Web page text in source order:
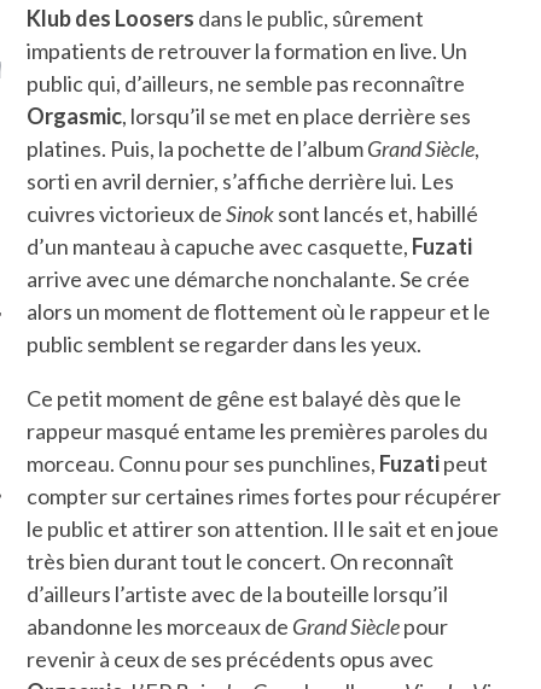
KARMA –
ANNIVERSAIRE
SOCIAUX
Klub des Loosers dans le public, sûrement
impatients de retrouver la formation en live. Un
public qui, d’ailleurs, ne semble pas reconnaître
Orgasmic, lorsqu’il se met en place derrière ses
platines. Puis, la pochette de l’albumGrand Siècle,
sorti en avril dernier, s’affiche derrière lui. Les
cuivres victorieux deSinoksont lancés et, habillé
d’un manteau à capuche avec casquette, Fuzati
arrive avec une démarche nonchalante. Se crée
alors un moment de flottement où le rappeur et le
public semblent se regarder dans les yeux.
Ce petit moment de gêne est balayé dès que le
rappeur masqué entame les premières paroles du
morceau. Connu pour ses punchlines, Fuzatipeut
compter sur certaines rimes fortes pour récupérer
le public et attirer son attention. Il le sait et en joue
très bien durant tout le concert. On reconnaît
d’ailleurs l’artiste avec de la bouteille lorsqu’il
abandonne les morceaux de Grand Sièclepour
revenir à ceux de ses précédents opus avec